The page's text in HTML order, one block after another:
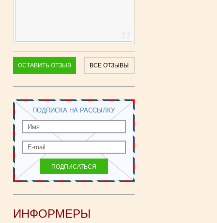
ОСТАВИТЬ ОТЗЫВ ВСЕ ОТЗЫВЫ
ПОДПИСКА НА РАССЫЛКУ
ИНФОРМЕРЫ